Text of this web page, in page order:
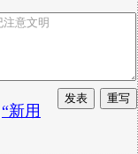
“新用